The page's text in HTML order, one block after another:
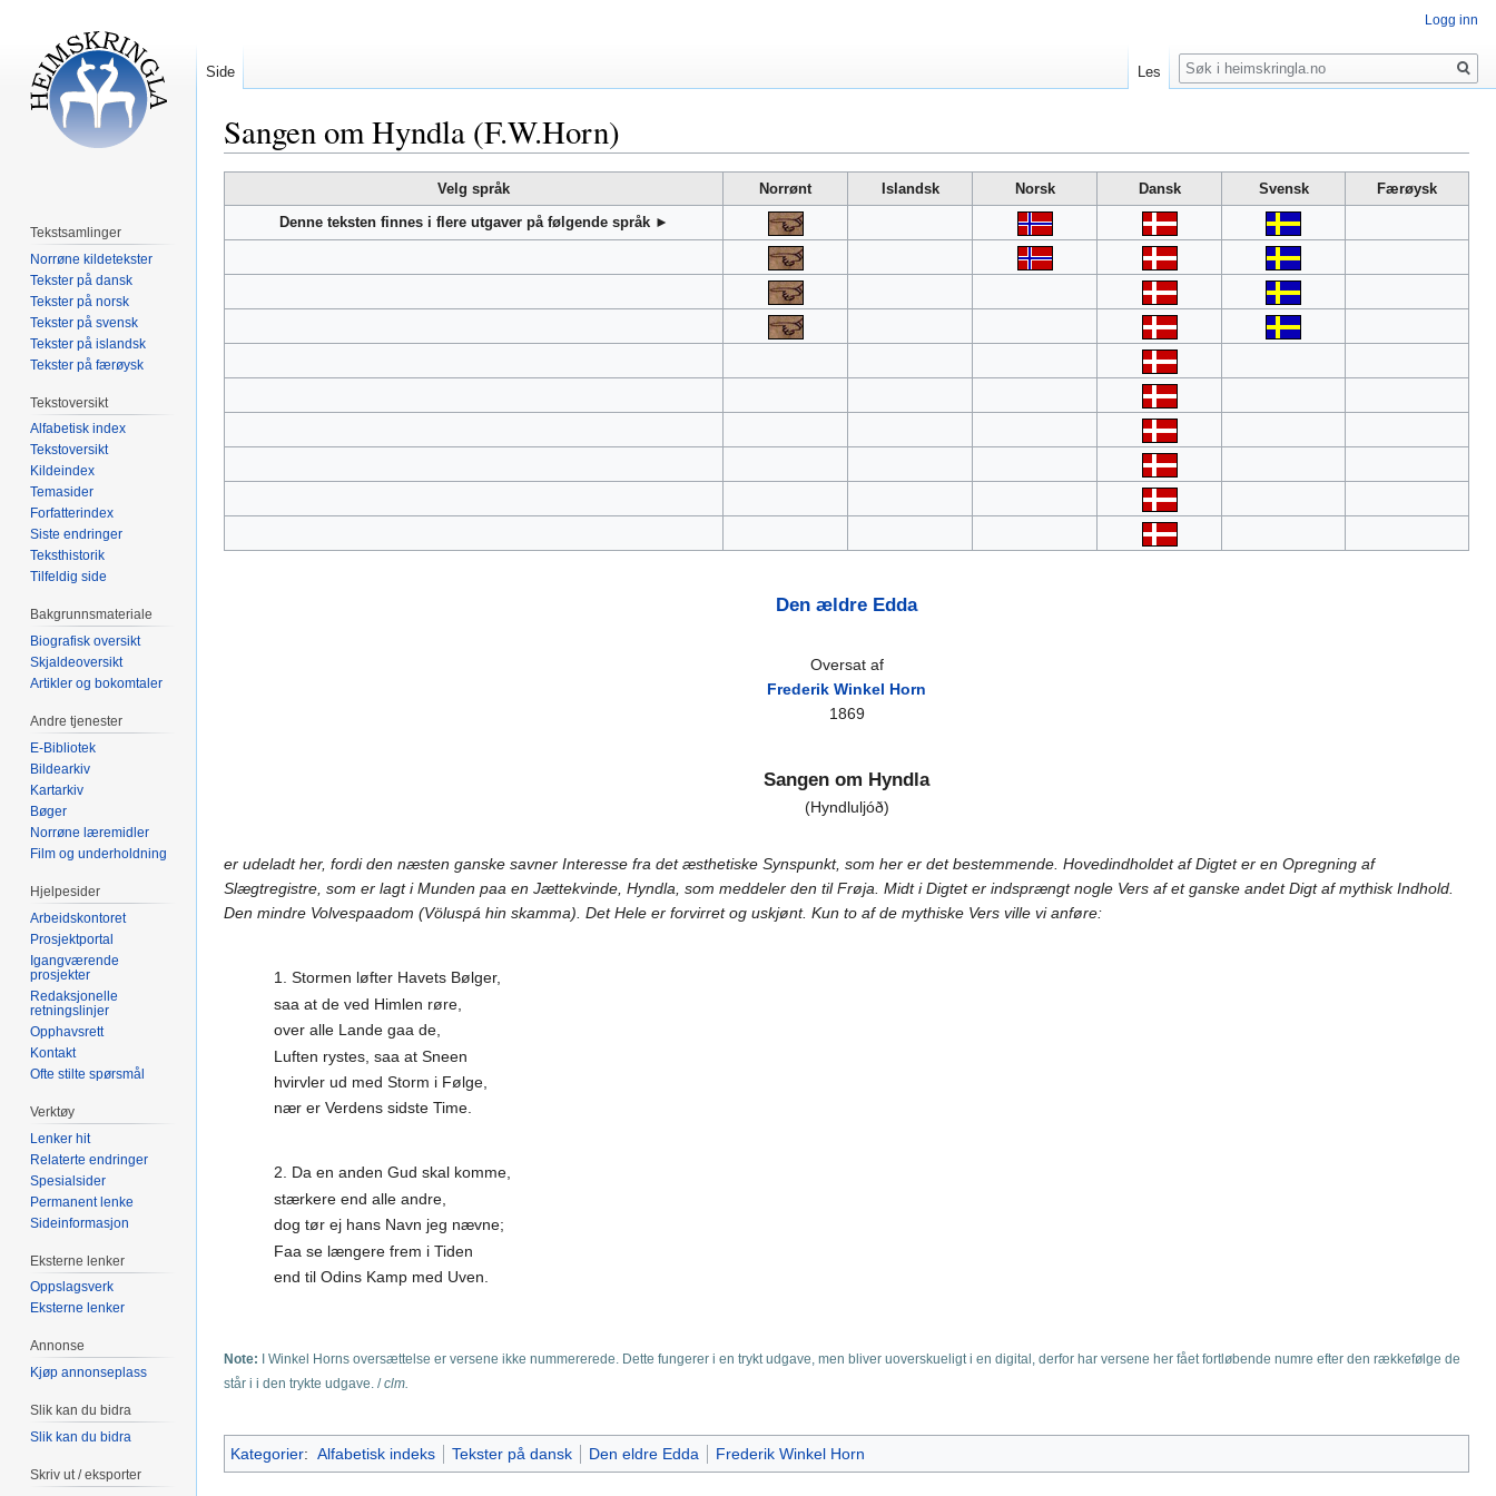
Sangen om Hyndla (F.W.Horn)
til
navigering
til
Velg språk Norrønt Islandsk Norsk Dansk Svensk
Færøysk
Denne teksten finnes i flere utgaver på følgende språk ►
Den ældre Edda
Oversat af
Frederik Winkel Horn
1869
Sangen om Hyndla
(Hyndluljóð)
er udeladt her, fordi den næsten ganske savner Interesse fra det æsthetiske Synspunkt, som her er det bestemmende. Hovedindholdet af Digtet er en Opregning af
Slægtregistre, som er lagt i Munden paa en Jættekvinde, Hyndla, som meddeler den til Frøja. Midt i Digtet er indsprængt nogle Vers af et ganske andet Digt af mythisk Indhold.
Den mindre Volvespaadom (Völuspá hin skamma). Det Hele er forvirret og uskjønt. Kun to af de mythiske Vers ville vi anføre:
1. Stormen løfter Havets Bølger,
saa at de ved Himlen røre,
over alle Lande gaa de,
Luften rystes, saa at Sneen
hvirvler ud med Storm i Følge,
nær er Verdens sidste Time.
2. Da en anden Gud skal komme,
stærkere end alle andre,
dog tør ej hans Navn jeg nævne;
Faa se længere frem i Tiden
end til Odins Kamp med Uven.
Note: I Winkel Horns oversættelse er versene ikke nummererede. Dette fungerer i en trykt udgave, men bliver uoverskueligt i en digital, derfor har versene her fået fortløbende numre efter den rækkefølge de
står i i den trykte udgave. /clm.
Kategorier: Alfabetisk indeks Tekster på dansk Den eldre Edda Frederik Winkel Horn
Logg inn
Side Les
Søk
Tekstsamlinger
Norrøne kildetekster
Tekster på dansk
Tekster på norsk
Tekster på svensk
Tekster på islandsk
Tekster på færøysk
Tekstoversikt
Alfabetisk index
Tekstoversikt
Kildeindex
Temasider
Forfatterindex
Siste endringer
Teksthistorik
Tilfeldig side
Bakgrunnsmateriale
Biografisk oversikt
Skjaldeoversikt
Artikler og bokomtaler
Andre tjenester
E-Bibliotek
Bildearkiv
Kartarkiv
Bøger
Norrøne læremidler
Film og underholdning
Hjelpesider
Arbeidskontoret
Prosjektportal
Igangværende
prosjekter
Redaksjonelle
retningslinjer
Opphavsrett
Kontakt
Ofte stilte spørsmål
Verktøy
Lenker hit
Relaterte endringer
Spesialsider
Permanent lenke
Sideinformasjon
Eksterne lenker
Oppslagsverk
Eksterne lenker
Annonse
Kjøp annonseplass
Slik kan du bidra
Slik kan du bidra
Skriv ut / eksporter